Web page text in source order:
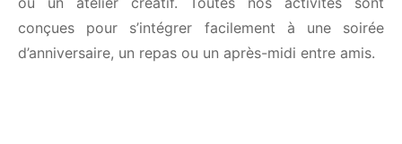
équipe ou un atelier créatif. Toutes nos activités
sont conçues pour s’intégrer facilement à une
soirée d’anniversaire, un repas ou un après-midi
Reçois nos idées d'animations pour
FERMER